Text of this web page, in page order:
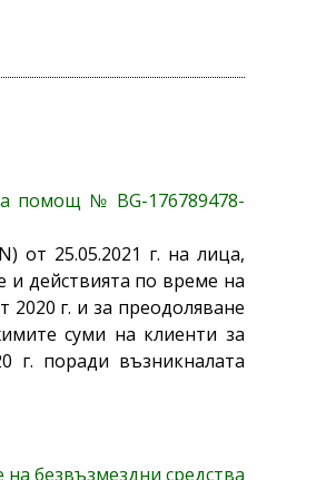
помощ № BG-176789478-
от 25.05.2021 г. на лица,
и действията по време на
г. и за преодоляване
суми на клиенти за
г. поради възникналата
безвъзмездни средства